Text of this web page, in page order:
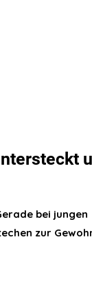
bei jungen
zur